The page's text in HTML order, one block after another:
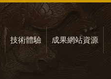
技術體驗 成果網站資源